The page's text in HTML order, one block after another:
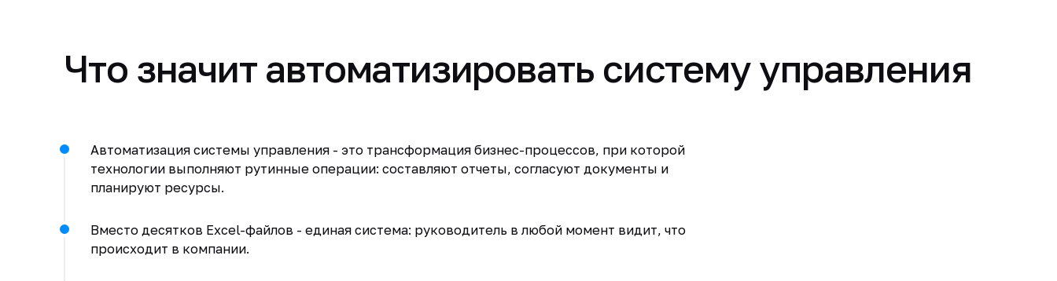
Что значит автоматизировать систему управления
Автоматизация системы управления - это трансформация бизнес-процессов, при которой
технологии выполняют рутинные операции: составляют отчеты, согласуют документы и
планируют ресурсы.
Вместо десятков Excel-файлов - единая система: руководитель в любой момент видит, что
происходит в компании.